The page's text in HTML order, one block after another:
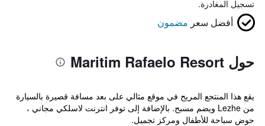
تسجيل المغادرة.
أفضل سعر مضمون
حول Maritim Rafaelo Resort
يقع هذا المنتجع المريح في موقع مثالي على بعد مسافة قصيرة بالسيارة
من Lezhe ويضم مسبح. بالإضافة إلى توفر انترنت لاسلكي مجاني ،
حوض سباحة للأطفال ومركز تجميل.